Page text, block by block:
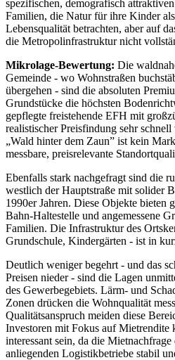
spezifischen, demografisch
Familien, die Natur für ihre Kinder
Lebensqualität betrachten, aber auf
die Metropolinfrastruktur nicht
Mikrolage-Bewertung: Die
Gemeinde - wo Wohnstraßen
übergehen - sind die absoluten
Grundstücke die höchsten
gepflegte freistehende EFH mit
realistischer Preisfindung sehr
„Wald hinter dem Zaun” ist kein
messbare, preisrelevante
Ebenfalls stark nachgefragt sind die
westlich der Hauptstraße mit solider
1990er Jahren. Diese Objekte bieten
Bahn-Haltestelle und angemessene
Familien. Die Infrastruktur des
Grundschule, Kindergärten - ist in
Deutlich weniger begehrt - und das
Preisen nieder - sind die Lagen
des Gewerbegebiets. Lärm- und
Zonen drücken die Wohnqualität
Qualitätsanspruch meiden diese
Investoren mit Fokus auf Mietrendite
interessant sein, da die
anliegenden Logistikbetriebe stabil